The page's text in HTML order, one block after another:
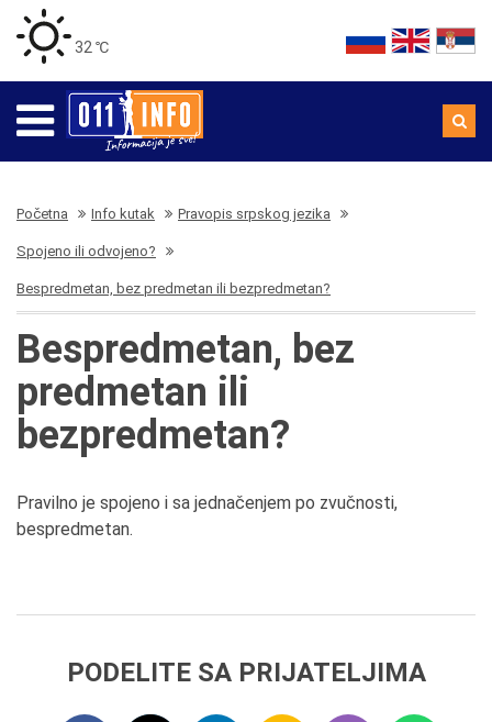
32 ℃
Početna Info kutak Pravopis srpskog jezika
Spojeno ili odvojeno?
Bespredmetan, bez predmetan ili bezpredmetan?
Bespredmetan, bez
predmetan ili
bezpredmetan?
Pravilno je spojeno i sa jednačenjem po zvučnosti,
bespredmetan.
PODELITE SA PRIJATELJIMA